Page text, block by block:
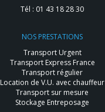
Tél : 01 43 18 28 30
NOS PRESTATIONS
Transport Urgent
Transport Express France
Transport régulier
Location de V.U. avec chauffeur
Transport sur mesure
Stockage Entreposage